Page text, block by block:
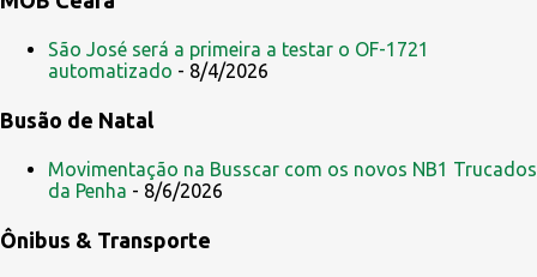
São José será a primeira a testar o OF-1721
automatizado - 8/4/2026
Busão de Natal
Movimentação na Busscar com os novos NB1 Trucados
da Penha - 8/6/2026
Ônibus & Transporte